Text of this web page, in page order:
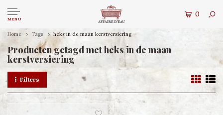
MENU
0
Home Tags heks in de maan kerstversiering
Producten getagd met heks in de maan
kerstversiering
Filters